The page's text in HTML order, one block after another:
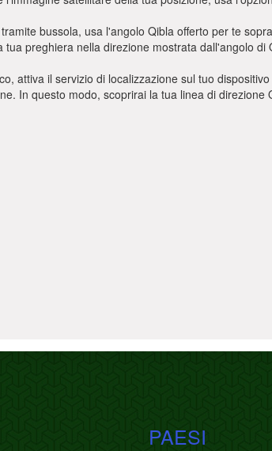
bussola, usa l'angolo Qibla offerto per te
preghiera nella direzione mostrata dall'angolo di
attiva il servizio di localizzazione sul tuo
In questo modo, scoprirai la tua linea di
PAESI